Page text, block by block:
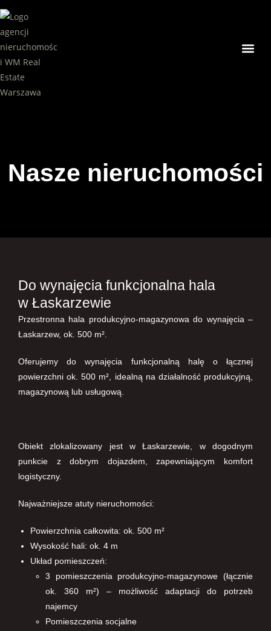
Nasze nieruchomości
Do wynajęcia funkcjonalna hala
w Łaskarzewie
Przestronna hala produkcyjno-magazynowa do wynajęcia –
Łaskarzew, ok. 500 m².
Oferujemy do wynajęcia funkcjonalną halę o łącznej
powierzchni ok. 500 m², idealną na działalność produkcyjną,
magazynową lub usługową.
Obiekt zlokalizowany jest w Łaskarzewie, w dogodnym
punkcie z dobrym dojazdem, zapewniającym komfort
logistyczny.
Najważniejsze atuty nieruchomości:
Powierzchnia całkowita: ok. 500 m²
Wysokość hali: ok. 4 m
Układ pomieszczeń:
3 pomieszczenia produkcyjno-magazynowe (łącznie
ok. 360 m²) – możliwość adaptacji do potrzeb
najemcy
Pomieszczenia socjalne